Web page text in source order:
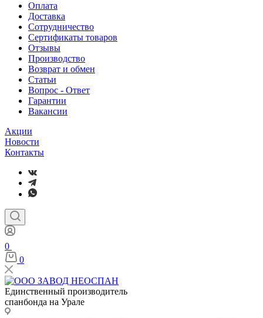
Оплата
Доставка
Сотрудничество
Сертификаты товаров
Отзывы
Производство
Возврат и обмен
Статьи
Вопрос - Ответ
Гарантии
Вакансии
Акции
Новости
Контакты
0
0
Единственный производитель
спанбонда на Урале